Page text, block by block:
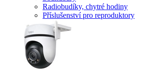
Radiobudíky, chytré hodiny
Příslušenství pro reproduktory